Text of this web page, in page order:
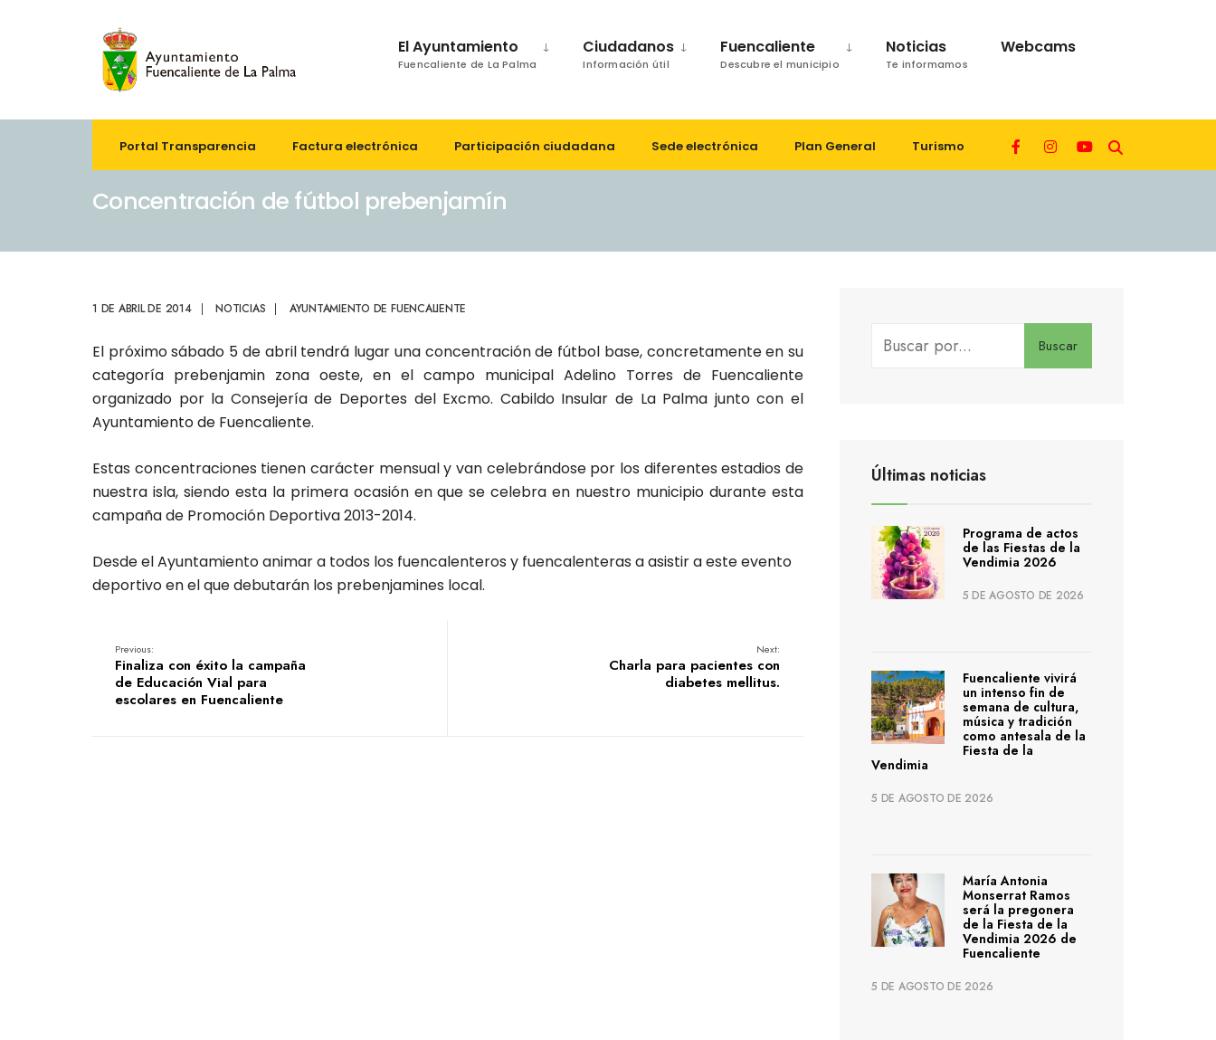
El Ayuntamiento
Fuencaliente de La Palma
Ciudadanos
Información útil
Fuencaliente
Descubre el municipio
Noticias
Te informamos
Webcams
Portal Transparencia Factura electrónica Participación ciudadana Sede electrónica Plan General Turismo
Concentración de fútbol prebenjamín
1 DE ABRIL DE 2014 | NOTICIAS | AYUNTAMIENTO DE FUENCALIENTE
El próximo sábado 5 de abril tendrá lugar una concentración de fútbol base, concretamente en su
categoría prebenjamin zona oeste, en el campo municipal Adelino Torres de Fuencaliente
organizado por la Consejería de Deportes del Excmo. Cabildo Insular de La Palma junto con el
Ayuntamiento de Fuencaliente.
Estas concentraciones tienen carácter mensual y van celebrándose por los diferentes estadios de
nuestra isla, siendo esta la primera ocasión en que se celebra en nuestro municipio durante esta
campaña de Promoción Deportiva 2013-2014.
Desde el Ayuntamiento animar a todos los fuencalenteros y fuencalenteras a asistir a este evento
deportivo en el que debutarán los prebenjamines local.
Previous:
Finaliza con éxito la campaña
de Educación Vial para
escolares en Fuencaliente
Next:
Charla para pacientes con
diabetes mellitus.
Buscar
Últimas noticias
Programa de actos
de las Fiestas de la
Vendimia 2026
5 DE AGOSTO DE 2026
Fuencaliente vivirá
un intenso fin de
semana de cultura,
música y tradición
como antesala de la
Fiesta de la
Vendimia
5 DE AGOSTO DE 2026
María Antonia
Monserrat Ramos
será la pregonera
de la Fiesta de la
Vendimia 2026 de
Fuencaliente
5 DE AGOSTO DE 2026